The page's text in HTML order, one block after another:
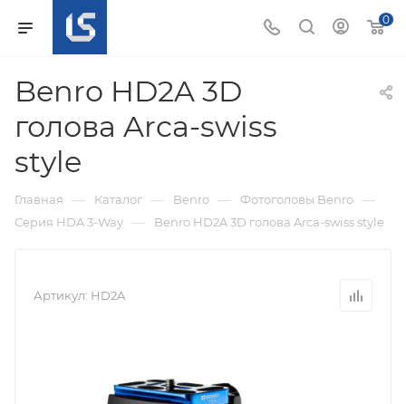
0
Benro HD2A 3D
голова Arca-swiss
style
Главная — Каталог — Benro — Фотоголовы Benro —
Серия HDA 3-Way — Benro HD2A 3D голова Arca-swiss style
Артикул: HD2A